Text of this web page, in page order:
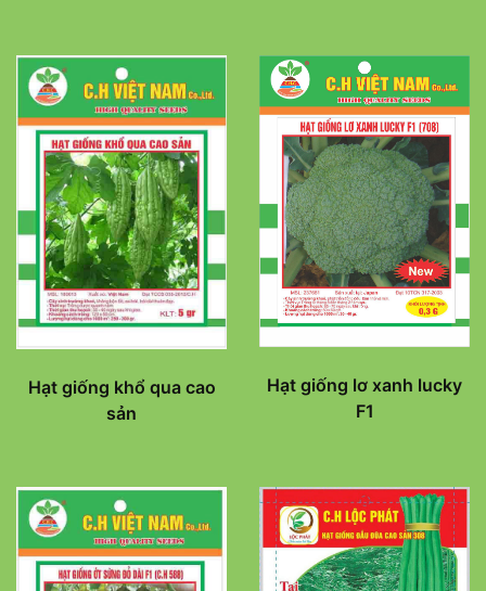
Hạt giống khổ qua cao
sản
Hạt giống lơ xanh lucky
F1